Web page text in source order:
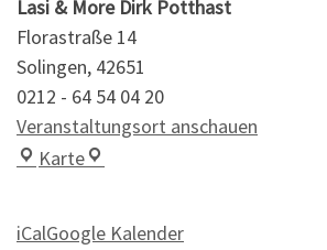
Lasi & More Dirk Potthast
Florastraße 14
Solingen, 42651
0212 - 64 54 04 20
Veranstaltungsort anschauen
KarteLasi & More Dirk Potthast
iCalGoogle Kalender